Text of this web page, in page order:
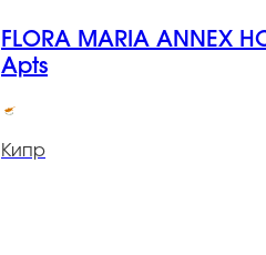
FLORA MARIA ANNEX
Apts
Кипр